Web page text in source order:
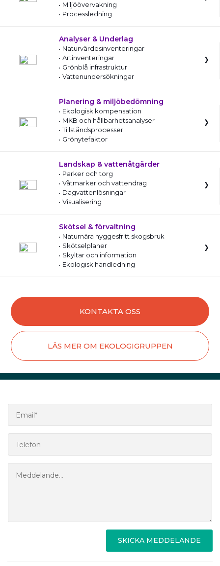
Miljöövervakning
Processledning
Analyser & Underlag
Naturvärdesinventeringar
Artinventeringar
Grönblå infrastruktur
Vattenundersökningar
Planering & miljöbedömning
Ekologisk kompensation
MKB och hållbarhetsanalyser
Tillståndsprocesser
Grönytefaktor
Landskap & vattenåtgärder
Parker och torg
Våtmarker och vattendrag
Dagvattenlösningar
Visualisering
Skötsel & förvaltning
Naturnära hyggesfritt skogsbruk
Skötselplaner
Skyltar och information
Ekologisk handledning
KONTAKTA OSS
LÄS MER OM EKOLOGIGRUPPEN
SKICKA MEDDELANDE